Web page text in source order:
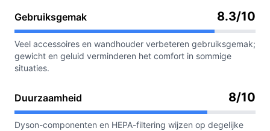
Gebruiksgemak 8.3/10
Veel accessoires en wandhouder verbeteren gebruiksgemak;
gewicht en geluid verminderen het comfort in sommige
situaties.
Duurzaamheid 8/10
Dyson-componenten en HEPA-filtering wijzen op degelijke